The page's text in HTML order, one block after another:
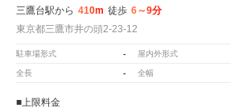
三鷹台駅から 410m 徒歩 6～9分
東京都三鷹市井の頭2-23-12
駐車場形式 - 屋内外形式
全長 - 全幅
■上限料金